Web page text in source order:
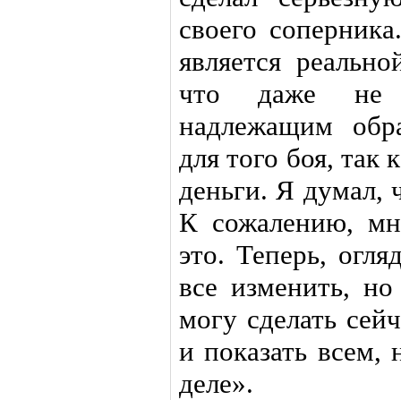
своего
является
что даже не
надлежащим
для того боя, так
деньги. Я думал,
К сожалению,
это. Теперь,
все изменить,
могу сделать
и показать всем,
деле».